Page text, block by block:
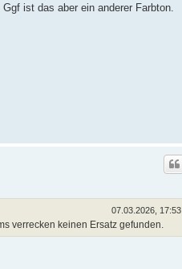
ist das aber ein anderer Farbton.
07.03.2026, 17:53
verrecken keinen Ersatz gefunden.